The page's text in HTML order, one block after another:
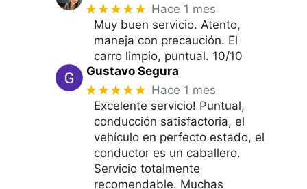
★★★★★ Hace 1 mes
Muy buen servicio. Atento,
maneja con precaución. El
carro limpio, puntual. 10/10
Gustavo Segura
★★★★★ Hace 1 mes
Excelente servicio! Puntual,
conducción satisfactoria, el
vehículo en perfecto estado, el
conductor es un caballero.
Servicio totalmente
recomendable. Muchas